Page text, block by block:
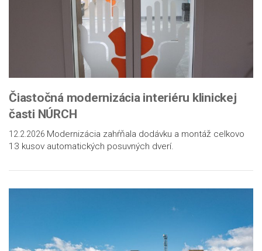
Čiastočná modernizácia interiéru klinickej
časti NÚRCH
12.2.2026 Modernizácia zahŕňala dodávku a montáž celkovo
13 kusov automatických posuvných dverí.